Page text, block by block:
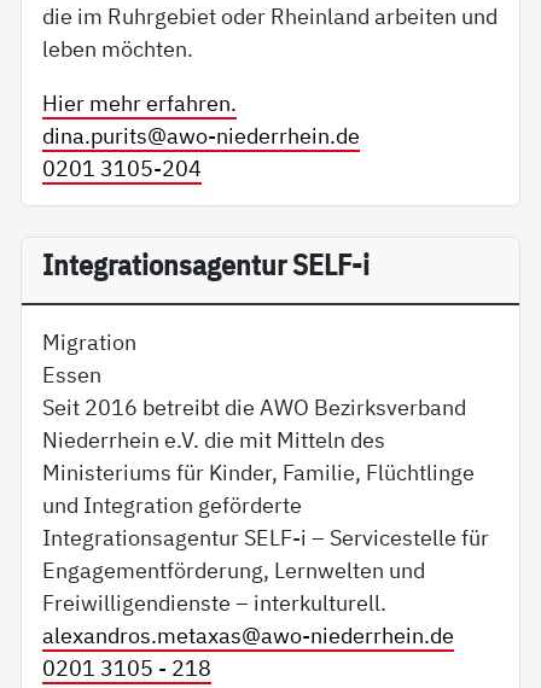
die im Ruhrgebiet oder Rheinland arbeiten und
leben möchten.
Hier mehr erfahren.
dina.purits@awo-niederrhein.de
0201 3105-204
In­te­g­ra­ti­on­sa­gen­tur SELF-i
Migration
Essen
Seit 2016 betreibt die AWO Bezirksverband
Niederrhein e.V. die mit Mitteln des
Ministeriums für Kinder, Familie, Flüchtlinge
und Integration geförderte
Integrationsagentur SELF-i – Servicestelle für
Engagementförderung, Lernwelten und
Freiwilligendienste – interkulturell.
alexandros.metaxas@awo-niederrhein.de
0201 3105 - 218